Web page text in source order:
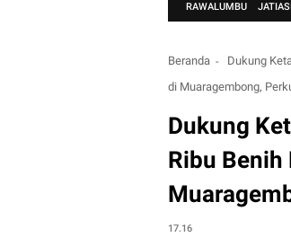
RAWALUMBU
Beranda
Dukung
di Muaragembong,
Dukung
Ribu Benih
17.16